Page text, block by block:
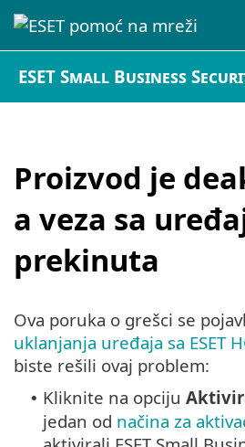
ESET Small Business
Proizvod je
a veza sa
prekinuta
Ova poruka o grešci se
uklanjanja uređaja sa ESET
biste rešili ovaj problem:
• Kliknite na opciju
jedan od načina za